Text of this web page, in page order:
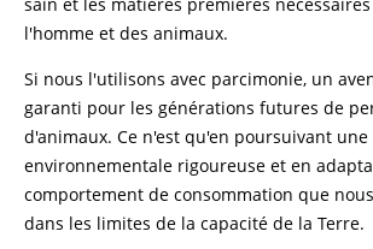
l'homme et des animaux.
Si nous l'utilisons avec parcimonie, un
garanti pour les générations futures de
d'animaux. Ce n'est qu'en poursuivant
environnementale rigoureuse et en
comportement de consommation que
dans les limites de la capacité de la Terre.